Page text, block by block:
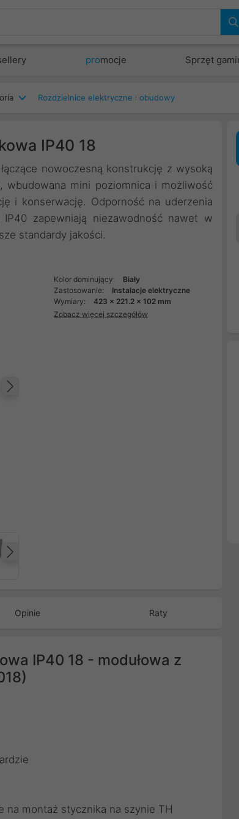
promocje Sprzęt
Rozdzielnice elektryczne i obudowy
IP40 18
nowoczesną konstrukcję z wysoką
wbudowana mini poziomnica i możliwość
i konserwację. Odporność na uderzenia
zapewniają niezawodność nawet w
standardy jakości.
Kolor dominujący:
Biały
Zastosowanie:
Instalacje elektryczne
Wymiary:
423 x 221.2 x 102 mm
Zobacz więcej szczegółów
Opinie Raty
IP40 18 - modułowa z
na montaż stycznika na szynie TH